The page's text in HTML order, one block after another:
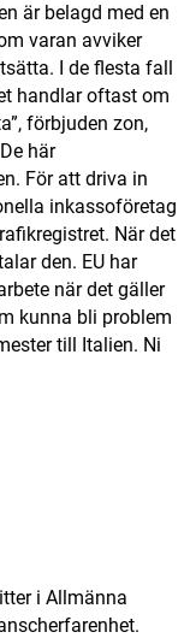
här är vi
för oss
är belagd med en
varan avviker
I de flesta fall
handlar oftast om
förbjuden zon,
här
För att driva in
inkassoföretag
När det
den. EU har
när det gäller
kunna bli problem
till Italien. Ni
i Allmänna